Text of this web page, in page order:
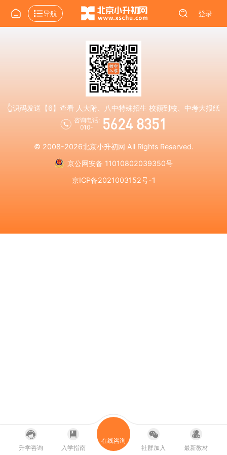
导航 登录
👆识码发送【6】查看 人大附、八中特殊招生 校额到校、中考大报纸
咨询电话:
010-
5624 8351
© 2008-2026北京小升初网 All Rights Reserved.
京公网安备 11010802039350号
京ICP备2021003152号-1
升学咨询 入学指南
在线咨询
社群加入
最新教材